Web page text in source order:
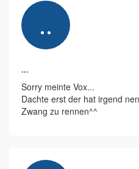
...
Sorry meinte Vox...
Dachte erst der hat irgend
Zwang zu rennen^^